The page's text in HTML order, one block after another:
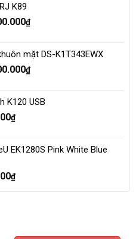
K89
₫Current
2.800.000₫.
mặt DS-K1T343EWX
₫Current
3.500.000₫.
K120 USB
₫Current
195.000₫.
EK1280S Pink White Blue
₫Current